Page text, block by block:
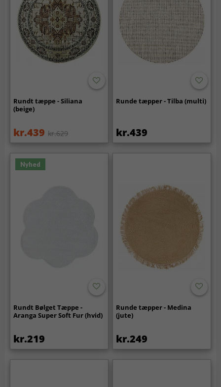
Rundt tæppe - Siliana
(beige)
kr.439 kr.629
Runde tæpper - Tilba (multi)
kr.439
Nyhed
Rundt Bølget Tæppe -
Aranga Super Soft Fur (hvid)
kr.219
Runde tæpper - Medina
(jute)
kr.249